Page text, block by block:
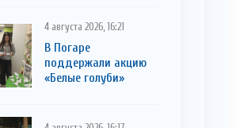
4 августа 2026, 16:21
В Погаре
поддержали акцию
«Белые голуби»